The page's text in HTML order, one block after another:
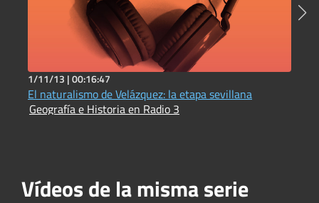
1/11/13 |00:16:47
El naturalismo de Velázquez: la etapa sevillana
Geografía e Historia en Radio 3
Vídeos de la misma serie